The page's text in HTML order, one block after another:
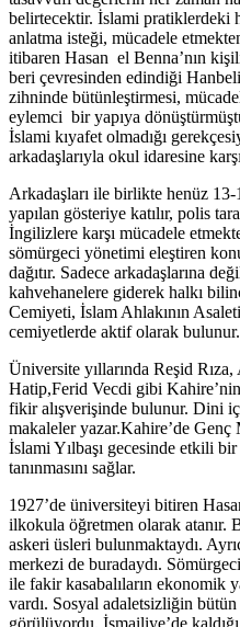
belirtecektir. İslami pratiklerdeki
anlatma isteği, mücadele
itibaren Hasan el Benna’nın
beri çevresinden edindiği
zihninde bütünleştirmesi,
eylemci bir yapıya
İslami kıyafet olmadığı
arkadaşlarıyla okul idaresine
Arkadaşları ile birlikte henüz
yapılan gösteriye katılır, polis
İngilizlere karşı mücadele
sömürgeci yönetimi eleştiren
dağıtır. Sadece arkadaşlarına
kahvehanelere giderek halkı
Cemiyeti, İslam Ahlakının
cemiyetlerde aktif olarak bulunur.
Üniversite yıllarında Reşid
Hatip,Ferid Vecdi gibi
fikir alışverişinde bulunur. Dini
makaleler yazar.Kahire’de
İslami Yılbaşı gecesinde etkili
tanınmasını sağlar.
1927’de üniversiteyi bitiren
ilkokula öğretmen olarak atanır.
askeri üsleri bulunmaktaydı.
merkezi de buradaydı. Sömürgeci
ile fakir kasabalıların ekonomik
vardı. Sosyal adaletsizliğin
görülüyordu. İsmailiye’de